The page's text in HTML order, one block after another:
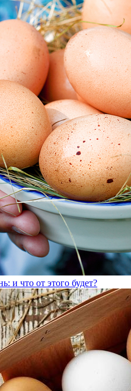
и что от этого будет?